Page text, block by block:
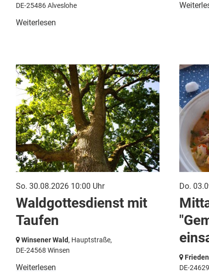
DE-25486 Alveslohe
Weiterlesen
So. 30.08.2026 10:00 Uhr
Waldgottesdienst mit
Taufen
Winsener Wald, Hauptstraße,
DE-24568 Winsen
Weiterlesen
Do.
DE-